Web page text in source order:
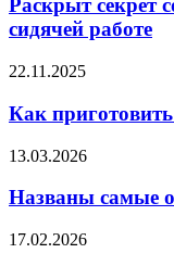
здоровья
при
работе
Раскрыт секрет
сидячей работе
Как
правильный
шашлык?
22.11.2025
Как
Названы
опасные
почек
13.03.2026
Названы самые
Блогерша
17.02.2026